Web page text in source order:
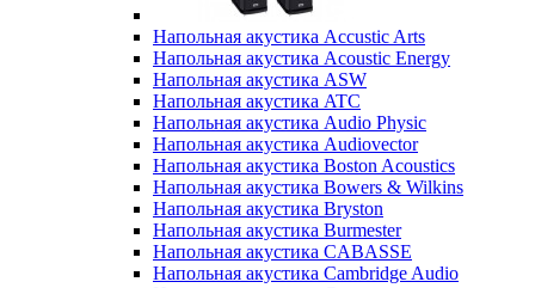
Напольная акустика Accustic Arts
Напольная акустика Acoustic Energy
Напольная акустика ASW
Напольная акустика ATC
Напольная акустика Audio Physic
Напольная акустика Audiovector
Напольная акустика Boston Acoustics
Напольная акустика Bowers & Wilkins
Напольная акустика Bryston
Напольная акустика Burmester
Напольная акустика CABASSE
Напольная акустика Cambridge Audio